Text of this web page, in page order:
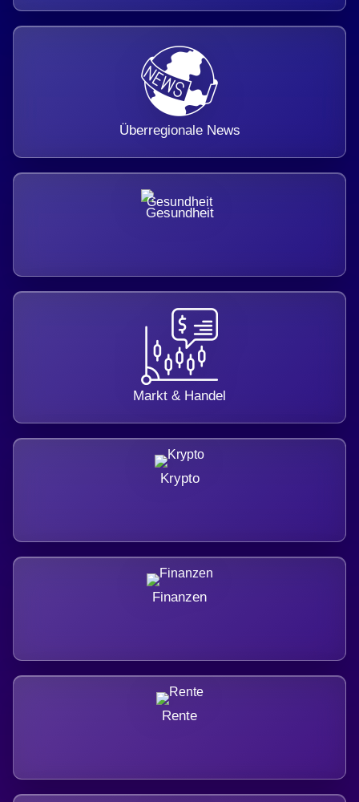
Überregionale News
Gesundheit
Markt & Handel
Krypto
Finanzen
Rente